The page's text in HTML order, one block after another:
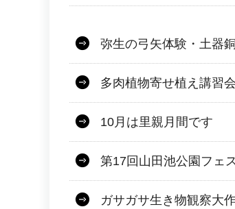
弥生の弓矢体験・土器
多肉植物寄せ植え講習会
10月は里親月間です
第17回山田池公園フェ
ガサガサ生き物観察大